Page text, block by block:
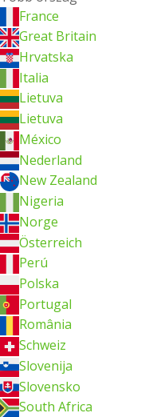
France
Great Britain
Hrvatska
Italia
Lietuva
Lietuva
México
Nederland
New Zealand
Nigeria
Norge
Österreich
Perú
Polska
Portugal
România
Schweiz
Slovenija
Slovensko
South Africa